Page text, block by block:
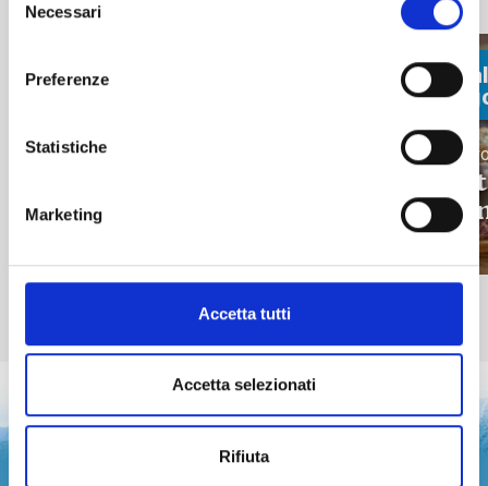
delNecessari
Preferenze
Statistiche
Marketing
Accetta tutti
Accetta selezionati
Rifiuta
fino al:
29 Agosto
Serate Ristoro Larici
info
fino
29